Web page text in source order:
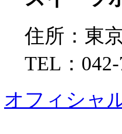
住所： 東
TEL：
オフィシャ